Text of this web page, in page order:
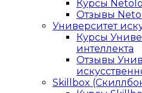
Курсы
Отзывы
Университет
Курсы
интеллекта
Отзывы
Skillbox